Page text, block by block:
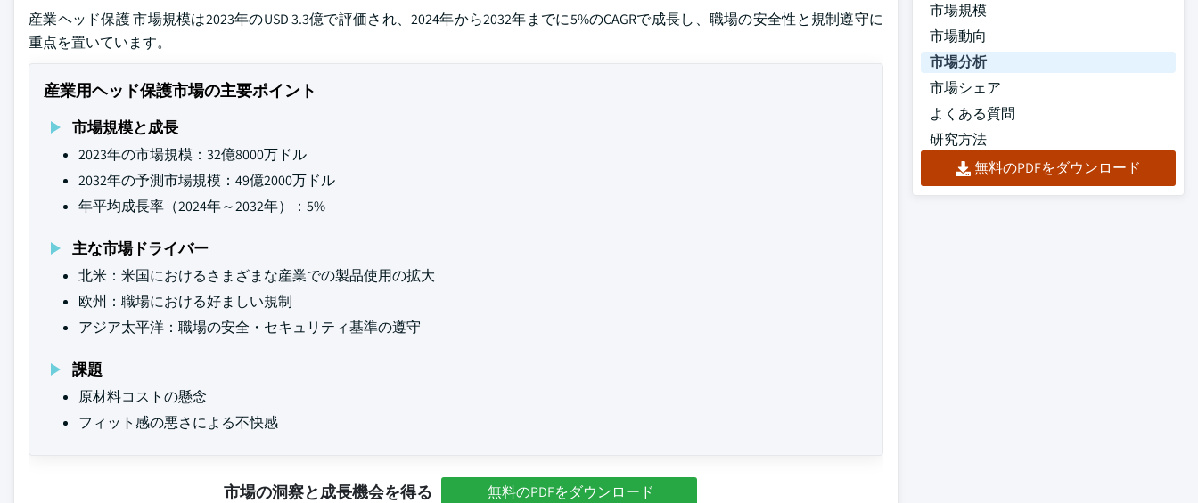
産業ヘッド保護 市場規模は2023年のUSD 3.3億で評価され、2024年から2032年までに5%のCAGRで成長し、職場の安全性と規制遵守に
重点を置いています。
産業用ヘッド保護市場の主要ポイント
市場規模と成長
2023年の市場規模：32億8000万ドル
2032年の予測市場規模：49億2000万ドル
年平均成長率（2024年～2032年）：5%
主な市場ドライバー
北米：米国におけるさまざまな産業での製品使用の拡大
欧州：職場における好ましい規制
アジア太平洋：職場の安全・セキュリティ基準の遵守
課題
原材料コストの懸念
フィット感の悪さによる不快感
市場の洞察と成長機会を得る 無料のPDFをダウンロード
市場規模
市場動向
市場分析
市場シェア
よくある質問
研究方法
無料のPDFをダウンロード